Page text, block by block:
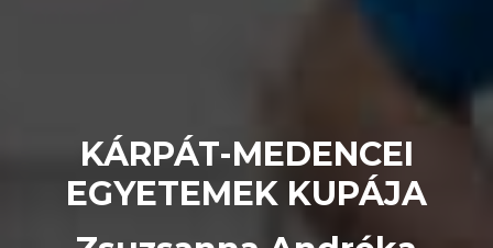
KÁRPÁT-MEDENCEI
EGYETEMEK KUPÁJA